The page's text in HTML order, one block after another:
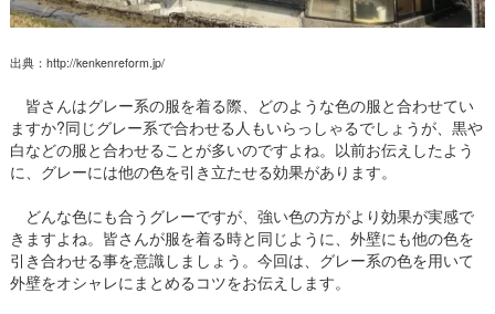
出典：http://kenkenreform.jp/
皆さんはグレー系の服を着る際、どのような色の服と合わせてい
ますか?同じグレー系で合わせる人もいらっしゃるでしょうが、黒や
白などの服と合わせることが多いのですよね。以前お伝えしたよう
に、グレーには他の色を引き立たせる効果があります。
どんな色にも合うグレーですが、強い色の方がより効果が実感で
きますよね。皆さんが服を着る時と同じように、外壁にも他の色を
引き合わせる事を意識しましょう。今回は、グレー系の色を用いて
外壁をオシャレにまとめるコツをお伝えします。